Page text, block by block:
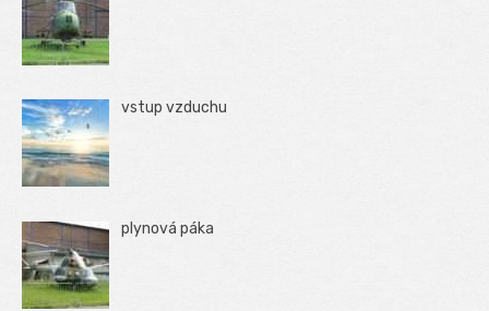
vstup vzduchu
plynová páka